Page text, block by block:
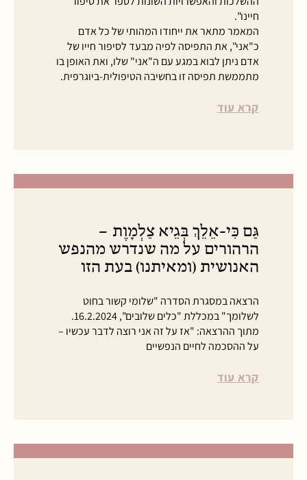
חיינו".
המאמר מתאר את ייחודו המהותי של כל אדם
כ"אני", את התפיסה לפיה מבעד לסיפור חייו של
אדם ניתן לבוא במגע עם ה"אני" שלו, ואת האופן בו
מתממשת תפיסה זו בחשיבה הטיפולית-ביוגרפית.
קרא עוד
גַּם כִּי-אֵלֵךְ בְּגֵיא צַלְמָוֶת –
הרהורים על מה שנדרש מהנפש
האנושית (ומאיתנו) בעת הזו
הרצאה במסגרת הסדרה "שלומי קשור בחוט
לשלומך" במכללת "כלים שלובים", 16.2.2024.
מתוך ההרצאה: "אז על זה אני רוצה לדבר עכשיו –
על ההסכמה לחיים הנפשיים
קרא עוד